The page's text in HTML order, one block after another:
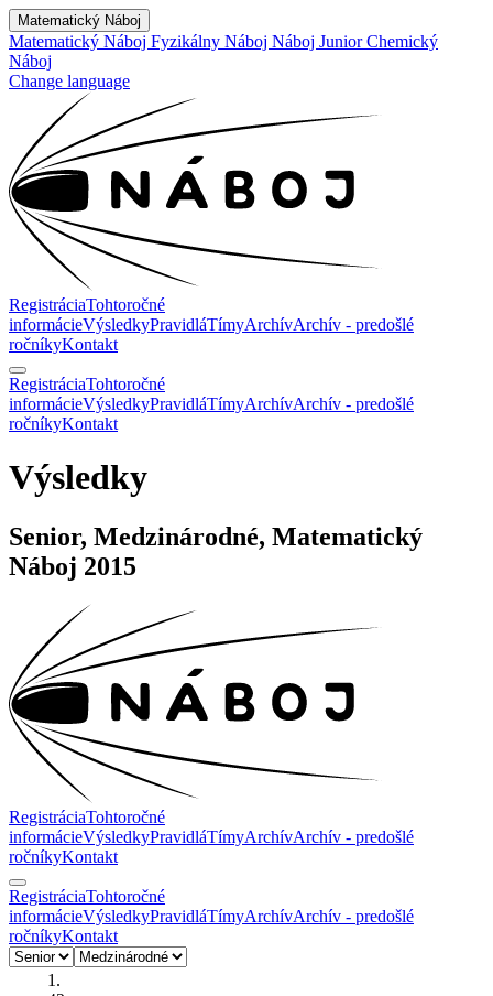
Matematický Náboj
Matematický Náboj Fyzikálny Náboj Náboj JuniorChemický
Náboj
Change language
RegistráciaTohtoročné
informácieVýsledkyPravidláTímyArchívArchív - predošlé
ročníkyKontakt
RegistráciaTohtoročné
informácieVýsledkyPravidláTímyArchívArchív - predošlé
ročníkyKontakt
Výsledky
Senior, Medzinárodné, Matematický
Náboj 2015
RegistráciaTohtoročné
informácieVýsledkyPravidláTímyArchívArchív - predošlé
ročníkyKontakt
RegistráciaTohtoročné
informácieVýsledkyPravidláTímyArchívArchív - predošlé
ročníkyKontakt
1.